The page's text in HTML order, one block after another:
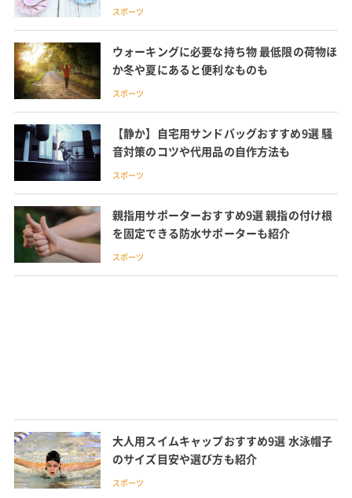
スポーツ
ウォーキングに必要な持ち物 最低限の荷物ほ
か冬や夏にあると便利なものも
スポーツ
【静か】自宅用サンドバッグおすすめ9選 騒
音対策のコツや代用品の自作方法も
スポーツ
親指用サポーターおすすめ9選 親指の付け根
を固定できる防水サポーターも紹介
スポーツ
大人用スイムキャップおすすめ9選 水泳帽子
のサイズ目安や選び方も紹介
スポーツ